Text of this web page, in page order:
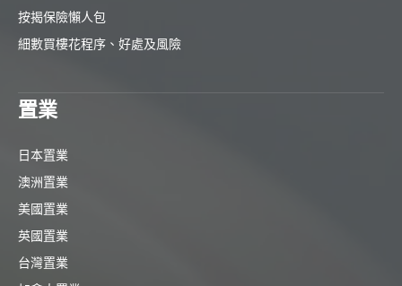
按揭保險懶人包
細數買樓花程序、好處及風險
置業
日本置業
澳洲置業
美國置業
英國置業
台灣置業